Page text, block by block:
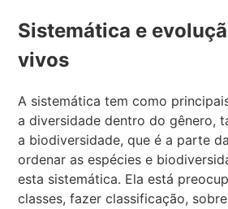
Sistemática e
vivos
A sistemática tem como
a diversidade dentro do gênero,
a biodiversidade, que é a parte
ordenar as espécies e
esta sistemática. Ela está
classes, fazer classificação,